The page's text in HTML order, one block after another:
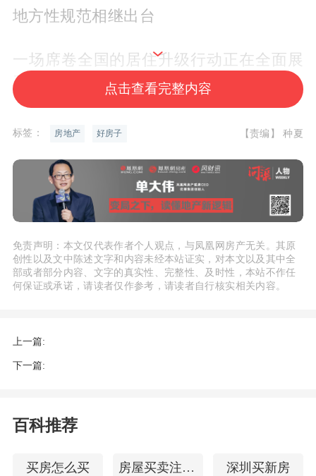
地方性规范相继出台
一场席卷全国的居住升级行动正在全面展
开。
“好房子”国家标准对项目建设、使用和维
隔音降噪、无障碍设施、消防安全、适老
化改造等多个方面。如在“舒适度”层面，
将现行版本规定的2.8米层高，提升至不低
于3.0米；卧室/起居室净高由不低于2.4米
提升至不低于2.6米。
电梯”；对于12层及以上住宅的电梯数
量，也由“每栋楼不少于两台”，调整
确隔声性能、楼板设计标准、提高日照标
舒适度。
点击查看完整内容
标签： 房地产 好房子 【责编】 种夏
免责声明：本文仅代表作者个人观点，与凤凰网房产无关。其原
创性以及文中陈述文字和内容未经本站证实，对本文以及其中全
部或者部分内容、文字的真实性、完整性、及时性，本站不作任
何保证或承诺，请读者仅作参考，请读者自行核实相关内容。
上一篇:
下一篇:
百科推荐
买房怎么买 房屋买卖注意事项 深圳买新房